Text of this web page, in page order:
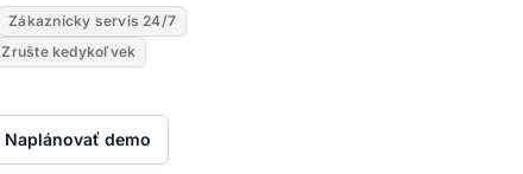
Zákaznícky servis 24/7
Zrušte kedykoľvek
Naplánovať demo